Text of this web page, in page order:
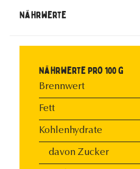
Nährwerte
Nährwerte pro 100 g
Brennwert
Fett
Kohlenhydrate
davon Zucker